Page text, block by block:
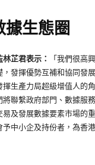
據生態圈
芷君表示：
「我們很高
發揮優勢互補和協同發
揮生產力局超級增值人的
聯繫政府部門、數據服
易及發展數據要素市場的
中小企及持份者，為香